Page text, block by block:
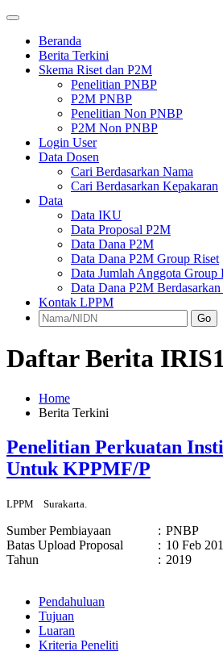
Beranda
Berita Terkini
Skema Riset dan P2M
Penelitian PNBP
P2M PNBP
Penelitian Non PNBP
P2M Non PNBP
Login User
Data Dosen
Cari Berdasarkan Nama
Cari Berdasarkan Kepakaran
Data
Data IKU
Data Proposal P2M
Data Dana P2M
Data Dana P2M Group Riset
Data Jumlah Anggota Group
Data Dana P2M
Kontak LPPM
Go
Daftar Berita
Home
Berita Terkini
Penelitian Perkuatan
Untuk KPPMF/P
LPPM Surakarta.
Sumber Pembiayaan : PNBP
Batas Upload Proposal
: 10 Feb
Tahun
: 2019
Pendahuluan
Tujuan
Luaran
Kriteria Peneliti